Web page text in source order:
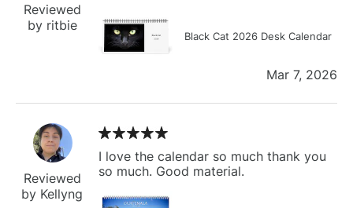
Reviewed
by ritbie
Black Cat 2026 Desk Calendar
Mar 7, 2026
Reviewed
by Kellyng
I love the calendar so much thank you
so much. Good material.